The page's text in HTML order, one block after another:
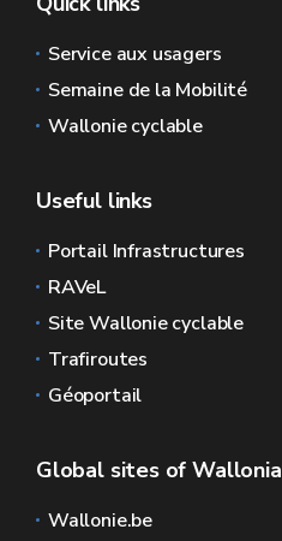
Service aux usagers
Semaine de la Mobilité
Wallonie cyclable
Useful links
Portail Infrastructures
RAVeL
Site Wallonie cyclable
Trafiroutes
Géoportail
Global sites of Wallonia
Wallonie.be